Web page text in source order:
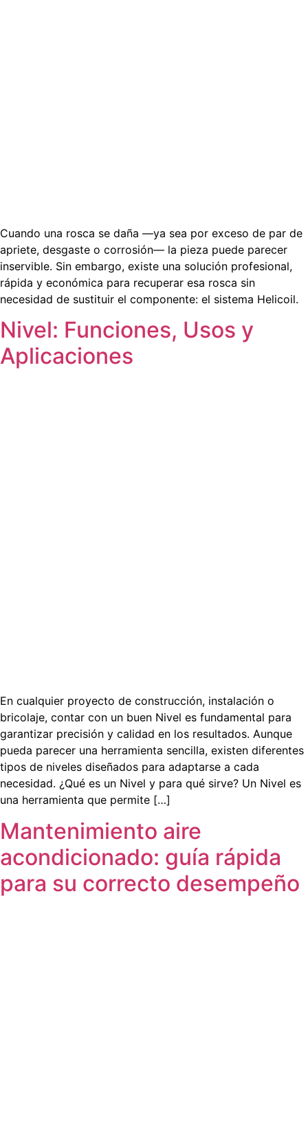
Cuando una rosca se daña —ya sea por exceso de par de
apriete, desgaste o corrosión— la pieza puede parecer
inservible. Sin embargo, existe una solución profesional,
rápida y económica para recuperar esa rosca sin
necesidad de sustituir el componente: el sistema Helicoil.
Nivel: Funciones, Usos y
Aplicaciones
En cualquier proyecto de construcción, instalación o
bricolaje, contar con un buen Nivel es fundamental para
garantizar precisión y calidad en los resultados. Aunque
pueda parecer una herramienta sencilla, existen diferentes
tipos de niveles diseñados para adaptarse a cada
necesidad. ¿Qué es un Nivel y para qué sirve? Un Nivel es
una herramienta que permite […]
Mantenimiento aire
acondicionado: guía rápida
para su correcto desempeño